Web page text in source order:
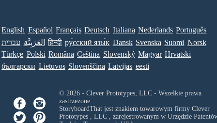
English Español Français Deutsch Italiana Nederlands Português
עברית العَرَبِيَّة हिन्दी ру́сский язы́к Dansk Svenska Suomi Norsk
Türkçe Polski Româna Ceština Slovenský Magyar Hrvatski
български Lietuvos Slovenščina Latvijas eesti
© 2026 - Clever Prototypes, LLC - Wszelkie prawa
zastrzeżone.
StoryboardThat jest znakiem towarowym firmy Clever
Prototypes , LLC, zarejestrowanym w Urzędzie